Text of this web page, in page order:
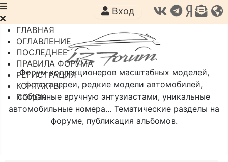
Форум коллекционеров масштабных моделей,
фотогалереи, редкие модели автомобилей,
собранные вручную энтузиастами, уникальные
автомобильные номера... Тематические разделы на
форуме, публикация альбомов.
Вход
ГЛАВНАЯ
ОГЛАВЛЕНИЕ
ПОСЛЕДНЕЕ
ПРАВИЛА ФОРУМА
РЕГИСТРАЦИЯ
КОНТАКТЫ
ПОИСК